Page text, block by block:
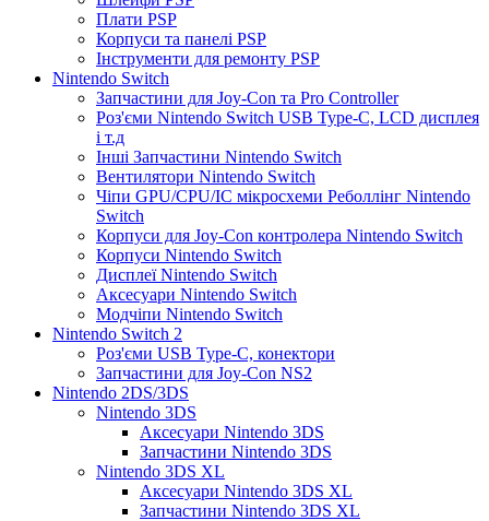
Плати PSP
Корпуси та панелі PSP
Інструменти для ремонту PSP
Nintendo Switch
Запчастини для Joy-Con та Pro Controller
Роз'єми Nintendo Switch USB Type-C, LCD дисплея
і т.д
Інші Запчастини Nintendo Switch
Вентилятори Nintendo Switch
Чіпи GPU/CPU/IC мікросхеми Реболлінг Nintendo
Switch
Корпуси для Joy-Con контролера Nintendo Switch
Корпуси Nintendo Switch
Дисплеї Nintendo Switch
Аксесуари Nintendo Switch
Модчіпи Nintendo Switch
Nintendo Switch 2
Роз'єми USB Type-C, конектори
Запчастини для Joy-Con NS2
Nintendo 2DS/3DS
Nintendo 3DS
Аксесуари Nintendo 3DS
Запчастини Nintendo 3DS
Nintendo 3DS XL
Аксесуари Nintendo 3DS XL
Запчастини Nintendo 3DS XL